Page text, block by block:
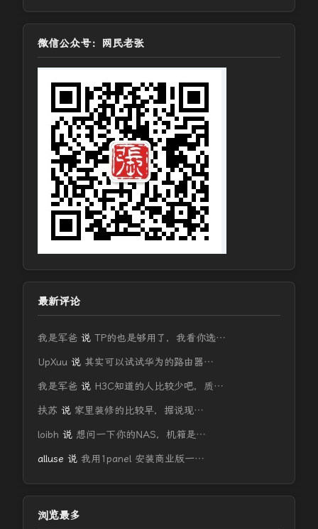
微信公众号：网民老张
最新评论
我是军爸 说 TP的也是够用了，我看你选…
UpXuu 说 其实可以试试华为的路由器…
我是军爸 说 H3C知道的人比较少吧，质…
扶苏 说 家里装修的比较早，据说现…
loibh 说 想问一下你的NAS，机箱是…
alluse 说 我用1panel 安装商业版一…
浏览最多